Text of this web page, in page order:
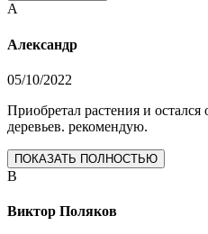
А
Александр
05/10/2022
Приобретал растения и остался
деревьев. рекомендую.
ПОКАЗАТЬ ПОЛНОСТЬЮ
В
Виктор Поляков